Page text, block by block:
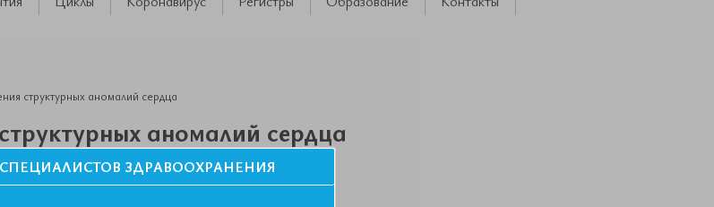
структурных аномалий сердца
аномалий сердца
Ассоциации Терапевтов в г. Ереван.
ЗДРАВООХРАНЕНИЯ